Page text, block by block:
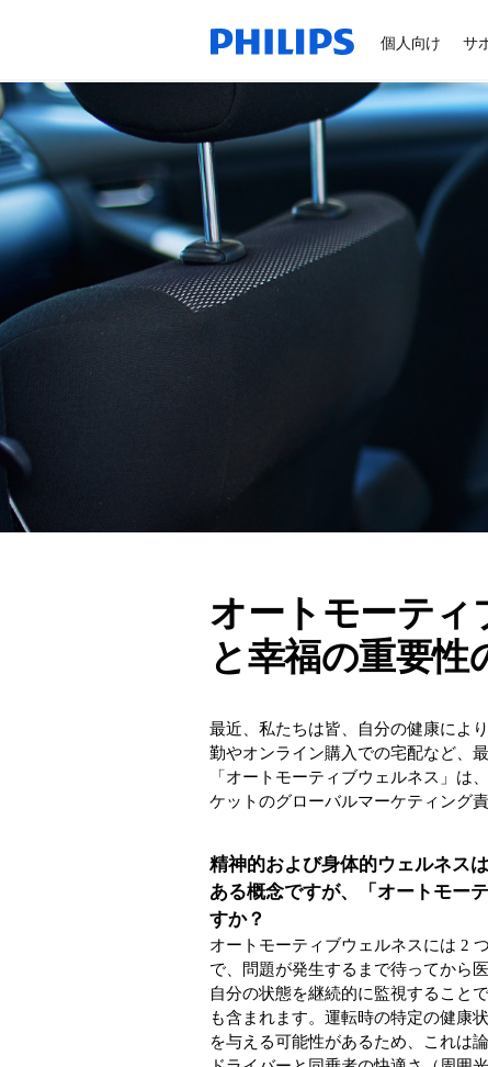
個人向け サ
オートモーティ
と幸福の重要性
最近、私たちは皆、自分の健康によ
勤やオンライン購入での宅配など、
「オートモーティブウェルネス」は
ケットのグローバルマーケティング
精神的および身体的ウェルネス
ある概念ですが、「オートモー
すか？
オートモーティブウェルネスには 2
で、問題が発生するまで待ってから
自分の状態を継続的に監視すること
も含まれます。運転時の特定の健康
を与える可能性があるため、これは